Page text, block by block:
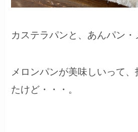
カステラパンと、あんパン・
メロンパンが美味しいって
たけど・・・。